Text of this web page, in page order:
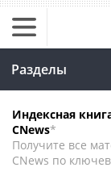
Разделы
Индексная
CNews*
Получите все
CNews по